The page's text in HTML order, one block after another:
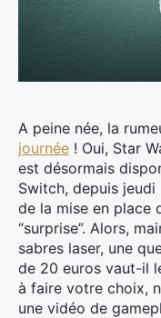
A peine née, la
journée ! Oui, Star
est désormais
Switch, depuis
de la mise en place
“surprise”. Alors,
sabres laser, une
de 20 euros vaut-il
à faire votre choix,
une vidéo de